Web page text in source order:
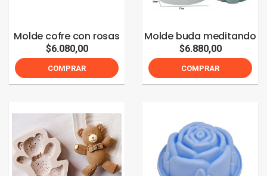
Molde cofre con rosas
$6.080,00
COMPRAR
Molde buda meditando
$6.880,00
COMPRAR